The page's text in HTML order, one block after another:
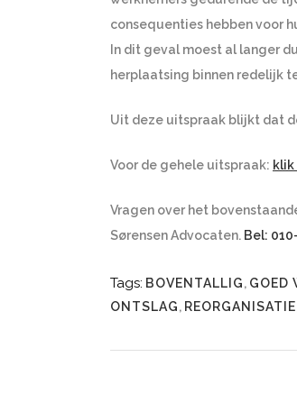
consequenties hebben voor
In dit geval moest al langer
herplaatsing binnen redelijk
Uit deze uitspraak blijkt dat
Voor de gehele uitspraak: klik
Vragen over het
Sørensen Advocaten. Bel:
Tags: BOVENTALLIG, GOED
ONTSLAG, REORGANISATIE